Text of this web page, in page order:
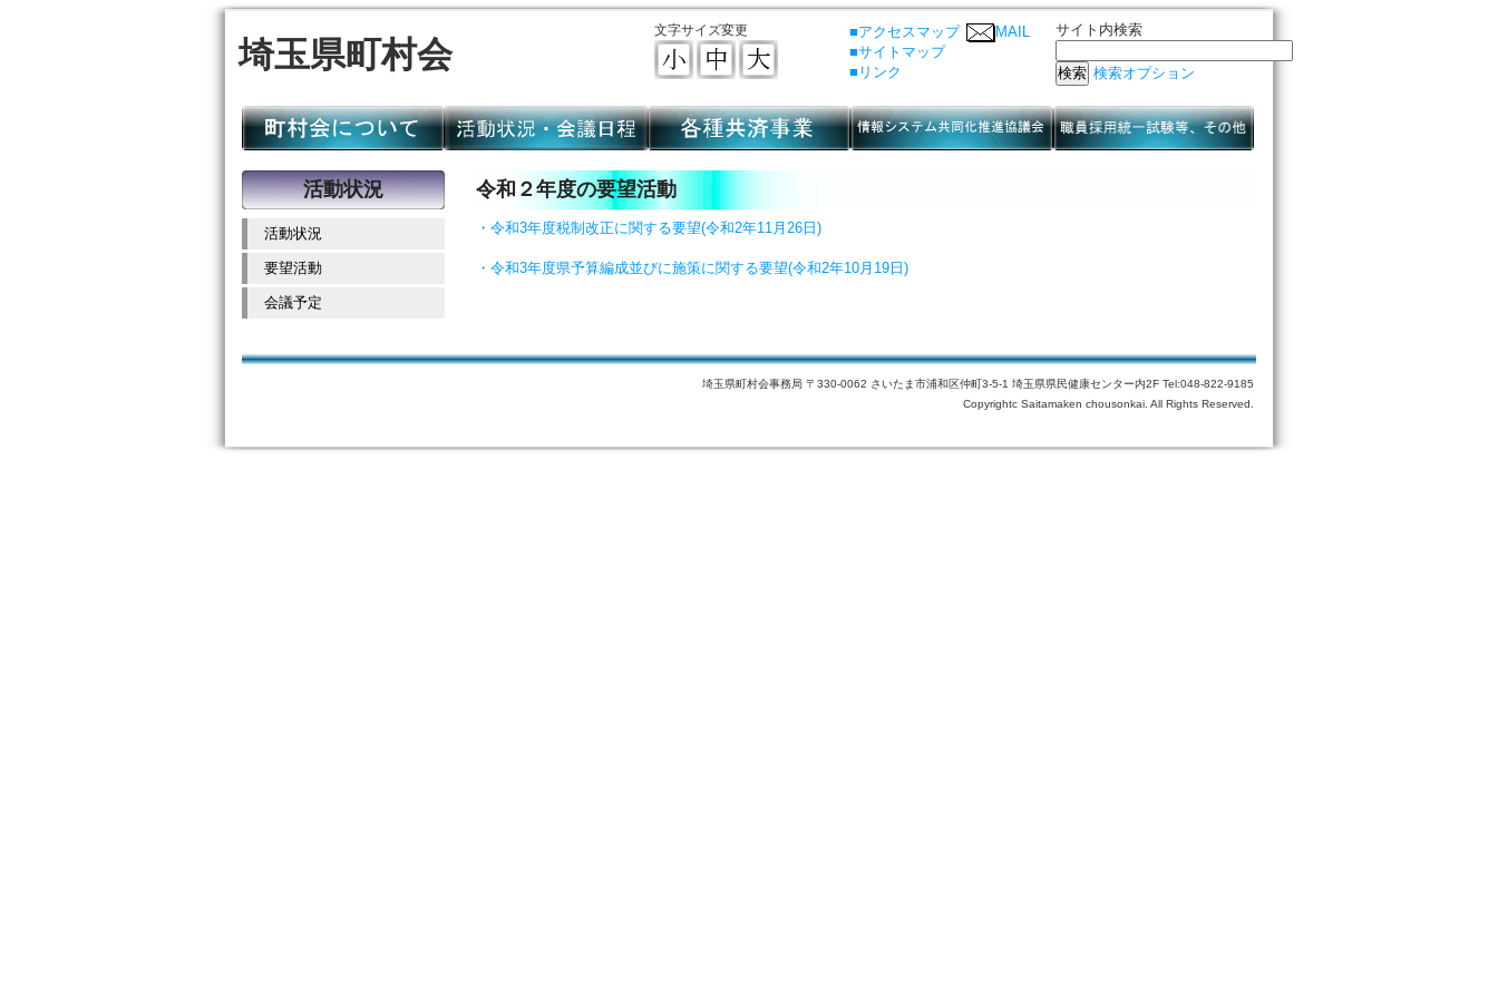
文字サイズ変更 MAIL
■アクセスマップ
■サイトマップ
■リンク
サイト内検索
検索オプション
埼玉県町村会
活動状況
活動状況
要望活動
会議予定
令和２年度の要望活動
・令和3年度税制改正に関する要望(令和2年11月26日)
・令和3年度県予算編成並びに施策に関する要望(令和2年10月19日)
埼玉県町村会事務局 〒330-0062 さいたま市浦和区仲町3-5-1 埼玉県県民健康センター内2F Tel:048-822-9185
Copyrightc Saitamaken chousonkai. All Rights Reserved.